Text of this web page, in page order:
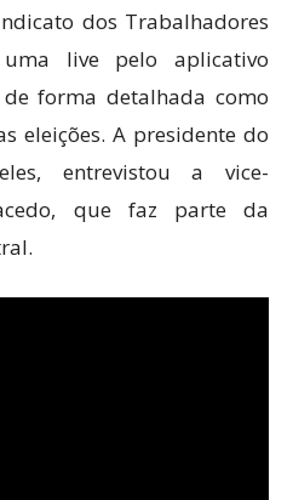
dos Trabalhadores
live pelo aplicativo
forma detalhada como
eleições. A presidente do
entrevistou a vice-
que faz parte da